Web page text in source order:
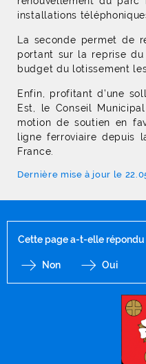
installations
La seconde permet de
portant sur la reprise du
budget du lotissement
Enfin, profitant d’une
Est, le Conseil
motion de soutien en
ligne ferroviaire depuis
France.
Dernière mise à jour le
Cette page a-t-elle répondu
Non Oui